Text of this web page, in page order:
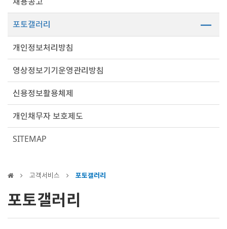
포토갤러리
개인정보처리방침
영상정보기기운영관리방침
신용정보활용체제
개인채무자 보호제도
SITEMAP
고객서비스 포토갤러리
포토갤러리